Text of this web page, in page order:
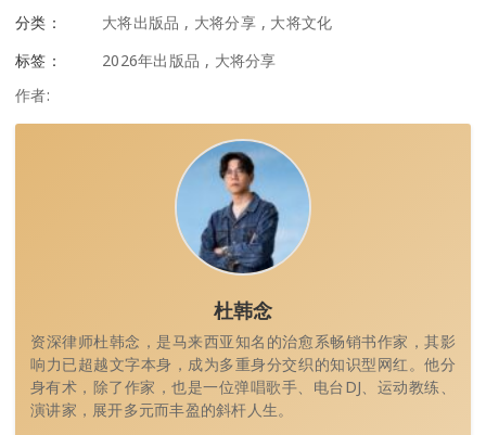
分类： 大将出版品 , 大将分享 , 大将文化
标签：
2026年出版品 , 大将分享
作者:
杜韩念
资深律师杜韩念，是马来西亚知名的治愈系畅销书作家，其影
响力已超越文字本身，成为多重身分交织的知识型网红。他分
身有术，除了作家，也是一位弹唱歌手、电台DJ、运动教练、
演讲家，展开多元而丰盈的斜杆人生。